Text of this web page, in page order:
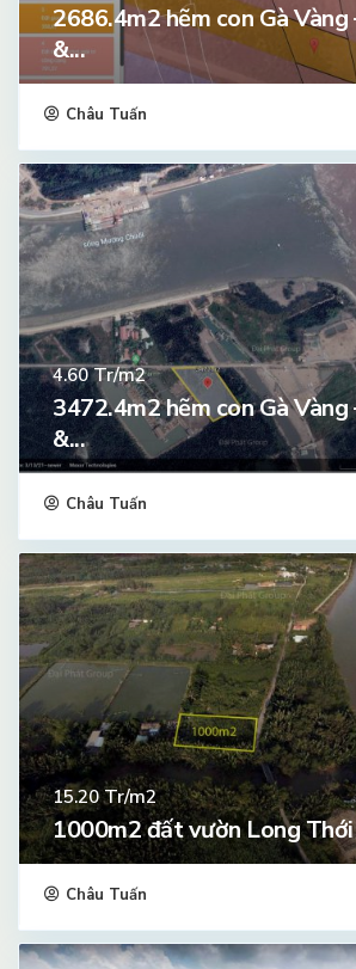
2686.4m2 hẽm con Gà
&...
Châu Tuấn
4.60Tr/m2
3472.4m2 hẽm con Gà
&...
Châu Tuấn
15.20Tr/m2
1000m2 đất vườn Long Thới
Châu Tuấn